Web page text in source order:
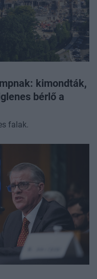
kimondták,
bérlő a
falak.